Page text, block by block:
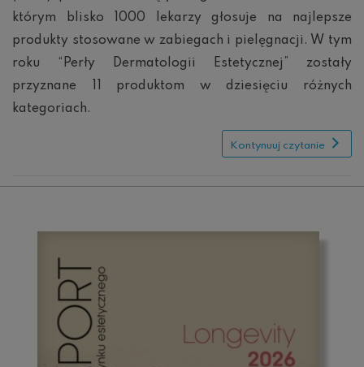
którym blisko 1000 lekarzy głosuje na najlepsze
produkty stosowane w zabiegach i pielęgnacji. W tym
roku “Perły Dermatologii Estetycznej” zostały
przyznane 11 produktom w dziesięciu różnych
kategoriach.
Kontynuuj czytanie